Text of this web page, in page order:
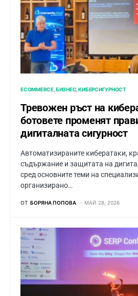
ECOMMERCE БИЗНЕС КИБЕРСИГУРНОСТ
Тревожен ръст на
ботовете променят
дигиталната сигурност
Автоматизираните кибератаки,
съдържание и защитата на
сред основните теми на
организирано…
ОТ БОРЯНА ПОПОВА МАЙ 28, 2026